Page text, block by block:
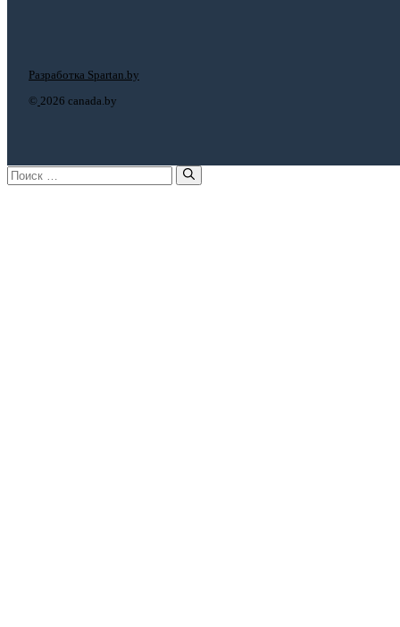
© 2026 canada.by
Разработка Spartan.by
Поиск: